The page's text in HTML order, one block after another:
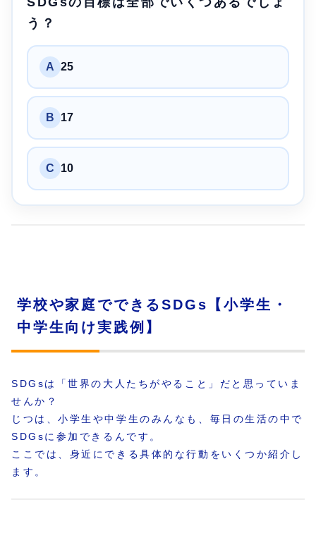
う？
A 25
B 17
C 10
学校や家庭でできるSDGs【小学生・
中学生向け実践例】
SDGsは「世界の大人たちがやること」だと思っていま
せんか？
じつは、小学生や中学生のみんなも、毎日の生活の中で
SDGsに参加できるんです。
ここでは、身近にできる具体的な行動をいくつか紹介し
ます。